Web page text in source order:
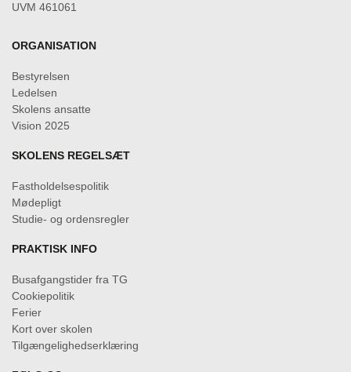
UVM 461061
ORGANISATION
Bestyrelsen
Ledelsen
Skolens ansatte
Vision 2025
SKOLENS REGELSÆT
Fastholdelsespolitik
Mødepligt
Studie- og ordensregler
PRAKTISK INFO
Busafgangstider fra TG
Cookiepolitik
Ferier
Kort over skolen
Tilgængelighedserklæring